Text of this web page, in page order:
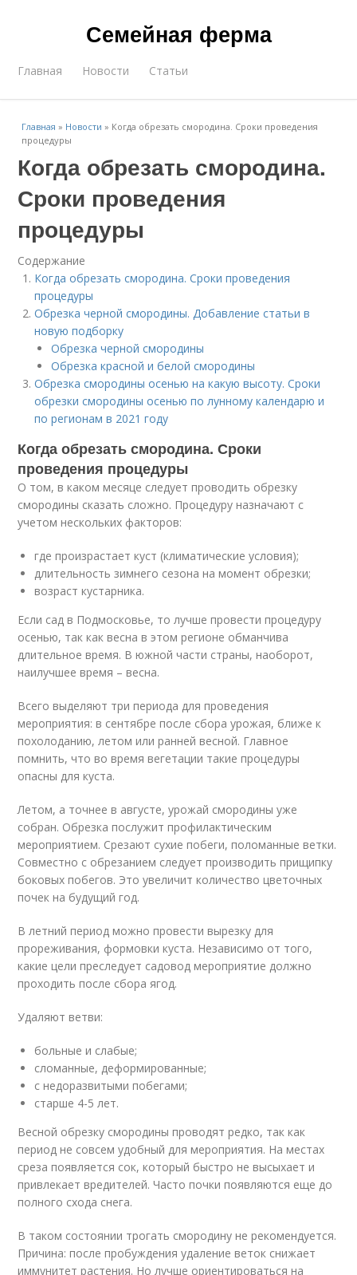
Семейная ферма
Главная Новости Статьи
Главная » Новости » Когда обрезать смородина. Сроки проведения
процедуры
Когда обрезать смородина.
Сроки проведения
процедуры
Содержание
Когда обрезать смородина. Сроки проведения
процедуры
Обрезка черной смородины. Добавление статьи в
новую подборку
Обрезка черной смородины
Обрезка красной и белой смородины
Обрезка смородины осенью на какую высоту. Сроки
обрезки смородины осенью по лунному календарю и
по регионам в 2021 году
Когда обрезать смородина. Сроки
проведения процедуры
О том, в каком месяце следует проводить обрезку
смородины сказать сложно. Процедуру назначают с
учетом нескольких факторов:
где произрастает куст (климатические условия);
длительность зимнего сезона на момент обрезки;
возраст кустарника.
Если сад в Подмосковье, то лучше провести процедуру
осенью, так как весна в этом регионе обманчива
длительное время. В южной части страны, наоборот,
наилучшее время – весна.
Всего выделяют три периода для проведения
мероприятия: в сентябре после сбора урожая, ближе к
похолоданию, летом или ранней весной. Главное
помнить, что во время вегетации такие процедуры
опасны для куста.
Летом, а точнее в августе, урожай смородины уже
собран. Обрезка послужит профилактическим
мероприятием. Срезают сухие побеги, поломанные ветки.
Совместно с обрезанием следует производить прищипку
боковых побегов. Это увеличит количество цветочных
почек на будущий год.
В летний период можно провести вырезку для
прореживания, формовки куста. Независимо от того,
какие цели преследует садовод мероприятие должно
проходить после сбора ягод.
Удаляют ветви:
больные и слабые;
сломанные, деформированные;
с недоразвитыми побегами;
старше 4-5 лет.
Весной обрезку смородины проводят редко, так как
период не совсем удобный для мероприятия. На местах
среза появляется сок, который быстро не высыхает и
привлекает вредителей. Часто почки появляются еще до
полного схода снега.
В таком состоянии трогать смородину не рекомендуется.
Причина: после пробуждения удаление веток снижает
иммунитет растения. Но лучше ориентироваться на